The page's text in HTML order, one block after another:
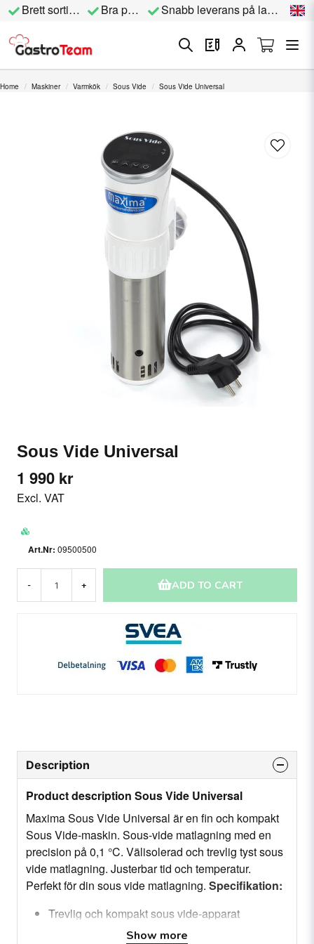
Brett sortiment Bra priser Snabb leverans på lagervara
Home Maskiner Varmkök Sous Vide Sous Vide Universal
Sous Vide Universal
1 990 kr
Excl. VAT
09500500
- + ADD TO CART
Description
Product description Sous Vide Universal
Maxima Sous Vide Universal är en fin och kompakt
Sous Vide-maskin. Sous-vide matlagning med en
precision på 0,1 °C. Välisolerad och trevlig tyst sous
vide matlagning. Justerbar tid och temperatur.
Perfekt för din sous vide matlagning. Specifikation:
Trevlig och kompakt sous vide-apparat
Betydande kapacitet på 20,0 liter
Show more